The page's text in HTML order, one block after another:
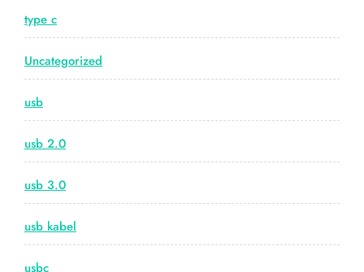
type c
Uncategorized
usb
usb 2.0
usb 3.0
usb kabel
usbc